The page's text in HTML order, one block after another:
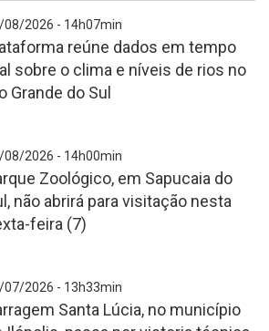
08/2026 - 14h07min
reúne dados em tempo
sobre o clima e níveis de rios no
Grande do Sul
08/2026 - 14h00min
Zoológico, em Sapucaia do
não abrirá para visitação nesta
feira (7)
07/2026 - 13h33min
Santa Lúcia, no município